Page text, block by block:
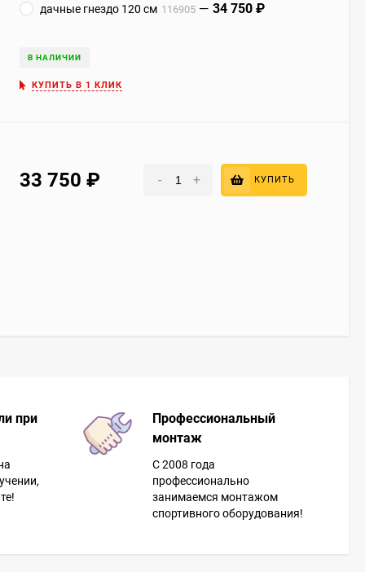
дачные гнездо 120 см 116905 34 750
В НАЛИЧИИ
КУПИТЬ В 1 КЛИК
33 750 - + КУПИТЬ
при
Профессиональный
монтаж
С 2008 года
профессионально
занимаемся монтажом
спортивного оборудования!